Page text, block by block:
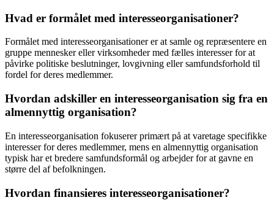
Hvad er formålet med interesseorganisationer?
Formålet med interesseorganisationer er at samle og repræsentere en
gruppe mennesker eller virksomheder med fælles interesser for at
påvirke politiske beslutninger, lovgivning eller samfundsforhold til
fordel for deres medlemmer.
Hvordan adskiller en interesseorganisation sig fra en
almennyttig organisation?
En interesseorganisation fokuserer primært på at varetage specifikke
interesser for deres medlemmer, mens en almennyttig organisation
typisk har et bredere samfundsformål og arbejder for at gavne en
større del af befolkningen.
Hvordan finansieres interesseorganisationer?